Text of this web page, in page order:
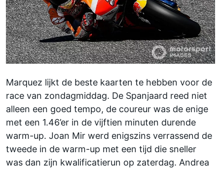
Marquez lijkt de beste kaarten te hebben voor de
race van zondagmiddag. De Spanjaard reed niet
alleen een goed tempo, de coureur was de enige
met een 1.46’er in de vijftien minuten durende
warm-up. Joan Mir werd enigszins verrassend de
tweede in de warm-up met een tijd die sneller
was dan zijn kwalificatierun op zaterdag. Andrea